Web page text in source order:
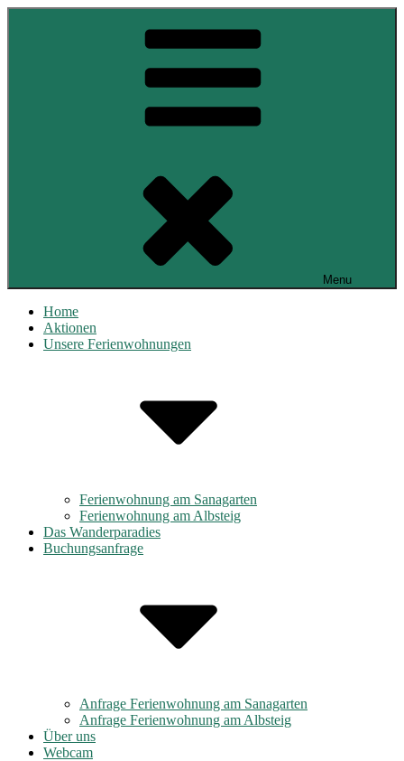
Skip
Menu
Home
Aktionen
Unsere Ferienwohnungen
Ferienwohnung am Sanagarten
Ferienwohnung am Albsteig
Das Wanderparadies
Buchungsanfrage
Anfrage Ferienwohnung am Sanagarten
Anfrage Ferienwohnung am Albsteig
Über uns
Webcam